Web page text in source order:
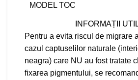
MODEL TOC
INFORMAȚII
Pentru a evita riscul de migrare
cazul captuselilor naturale
neagra) care NU au fost tratate
fixarea pigmentului, se